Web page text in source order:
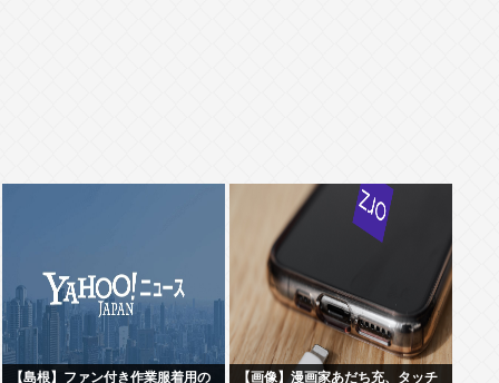
【島根】ファン付き作業服着用の
【画像】漫画家あだち充、タッチ